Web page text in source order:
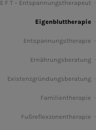
E F T – Entspannungstherapeut
Eigenbluttherapie
Entspannungstherapie
Ernährungsberatung
Existenzgründungsberatung
Familientherapie
Fußreflexzonentherapie